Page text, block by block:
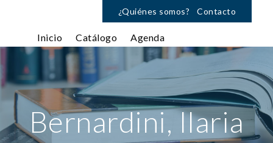
¿Quiénes somos? Contacto
Inicio Catálogo Agenda
Bernardini, Ilaria